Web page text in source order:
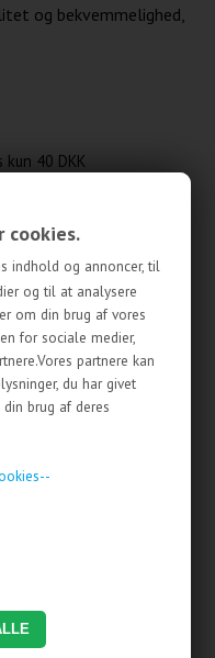
cookies.
indhold og annoncer, til
og til at analysere
om din brug af vores
for sociale medier,
partnere kan
du har givet
brug af deres
og bekvemmelighed,
kun 40 DKK
hjælp?